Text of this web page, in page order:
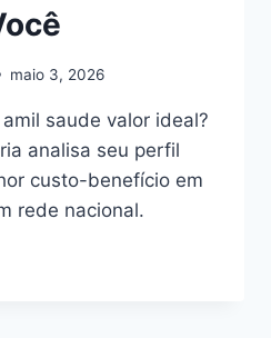
maio 3, 2026
saude valor ideal?
analisa seu perfil
custo-benefício em
rede nacional.